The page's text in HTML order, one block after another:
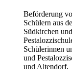
Beförderung
Schülern aus
Südkirchen
Schülerinnen
und
und Altendorf.